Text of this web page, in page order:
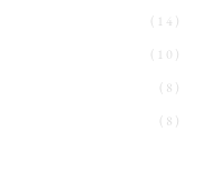
(14)
(10)
(8)
(8)